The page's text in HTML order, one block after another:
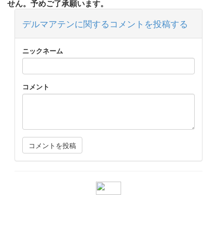
せん。予めご了承願います。
デルマアテンに関するコメントを投稿する
ニックネーム
コメント